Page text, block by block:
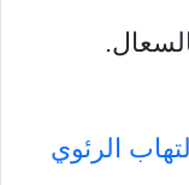
الرئوي